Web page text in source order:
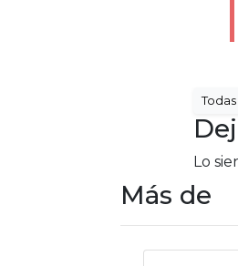
Todas
Lo
Más de